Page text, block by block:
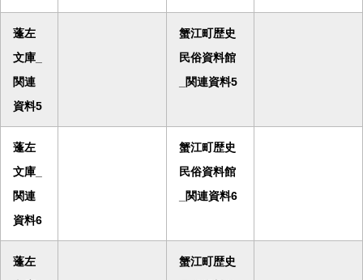
蓬左
文庫_
関連
資料5
蟹江町歴史
民俗資料館
_関連資料5
蓬左
文庫_
関連
資料6
蟹江町歴史
民俗資料館
_関連資料6
蓬左
蟹江町歴史